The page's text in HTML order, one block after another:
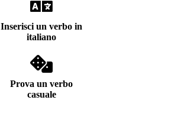
Inserisci un verbo in
italiano
Prova un verbo
casuale